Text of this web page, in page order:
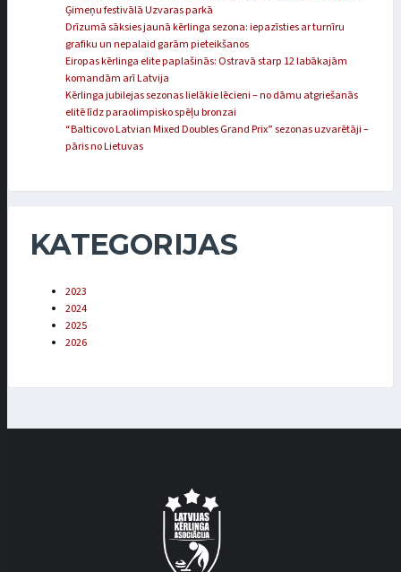
Ģimeņu festivālā Uzvaras parkā
Drīzumā sāksies jaunā kērlinga sezona: iepazīsties ar turnīru
grafiku un nepalaid garām pieteikšanos
Eiropas kērlinga elite paplašinās: Ostravā starp 12 labākajām
komandām arī Latvija
Kērlinga jubilejas sezonas lielākie lēcieni – no dāmu atgriešanās
elitē līdz paraolimpisko spēļu bronzai
“Balticovo Latvian Mixed Doubles Grand Prix” sezonas uzvarētāji –
pāris no Lietuvas
KATEGORIJAS
2023
2024
2025
2026